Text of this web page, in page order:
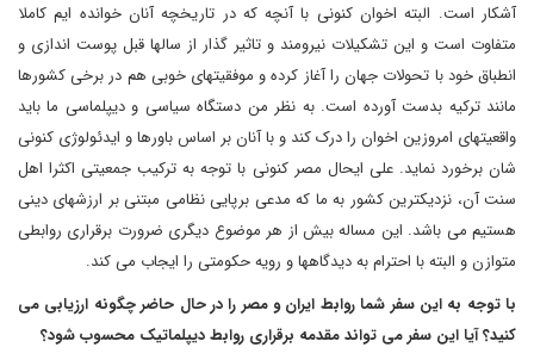
آشکار است. البته اخوان کنونی با آنچه که در تاریخچه آنان خوانده ایم کاملا
متفاوت است و این تشکیلات نیرومند و تاثیر گذار از سالها قبل پوست اندازی و
انطباق خود با تحولات جهان را آغاز کرده و موفقیتهای خوبی هم در برخی کشورها
مانند ترکیه بدست آورده است. به نظر من دستگاه سیاسی و دیپلماسی ما باید
واقعیتهای امروزین اخوان را درک کند و با آنان بر اساس باورها و ایدئولوژی کنونی
شان برخورد نماید. علی ایحال مصر کنونی با توجه به ترکیب جمعیتی اکثرا اهل
سنت آن، نزدیکترین کشور به ما که مدعی برپایی نظامی مبتنی بر ارزشهای دینی
هستیم می باشد. این مساله بیش از هر موضوع دیگری ضرورت برقراری روابطی
متوازن و البته با احترام به دیدگاهها و رویه حکومتی را ایجاب می کند.
با توجه به این سفر شما روابط ایران و مصر را در حال حاضر چگونه ارزیابی می
کنید؟ آیا این سفر می تواند مقدمه برقراری روابط دیپلماتیک محسوب شود؟